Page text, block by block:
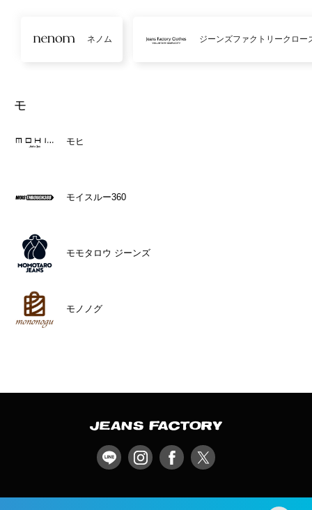
ネノム ジーンズファクトリークロー
モ
モヒ
モイスルー360
モモタロウ ジーンズ
モノノグ